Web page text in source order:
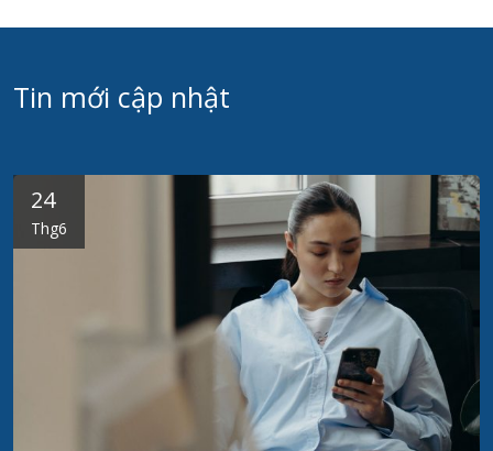
Tin mới cập nhật
24
Thg6